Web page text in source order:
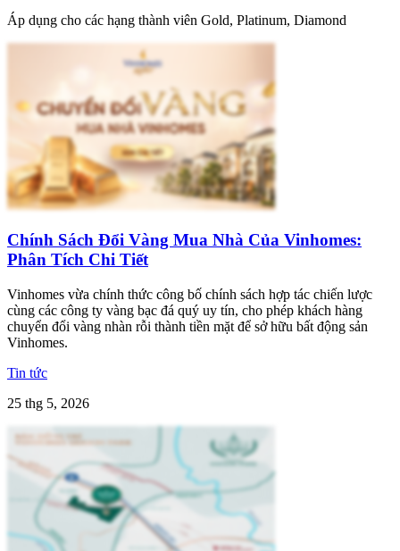
Áp dụng cho các hạng thành viên Gold, Platinum, Diamond
Chính Sách Đổi Vàng Mua Nhà Của Vinhomes:
Phân Tích Chi Tiết
Vinhomes vừa chính thức công bố chính sách hợp tác chiến lược
cùng các công ty vàng bạc đá quý uy tín, cho phép khách hàng
chuyển đổi vàng nhàn rỗi thành tiền mặt để sở hữu bất động sản
Vinhomes.
Tin tức
25 thg 5, 2026